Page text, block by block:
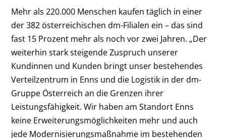
Mehr als 220.000 Menschen kaufen täglich in einer
der 382 österreichischen dm-Filialen ein – das sind
fast 15 Prozent mehr als noch vor zwei Jahren. „Der
weiterhin stark steigende Zuspruch unserer
Kundinnen und Kunden bringt unser bestehendes
Verteilzentrum in Enns und die Logistik in der dm-
Gruppe Österreich an die Grenzen ihrer
Leistungsfähigkeit. Wir haben am Standort Enns
keine Erweiterungsmöglichkeiten mehr und auch
jede Modernisierungsmaßnahme im bestehenden